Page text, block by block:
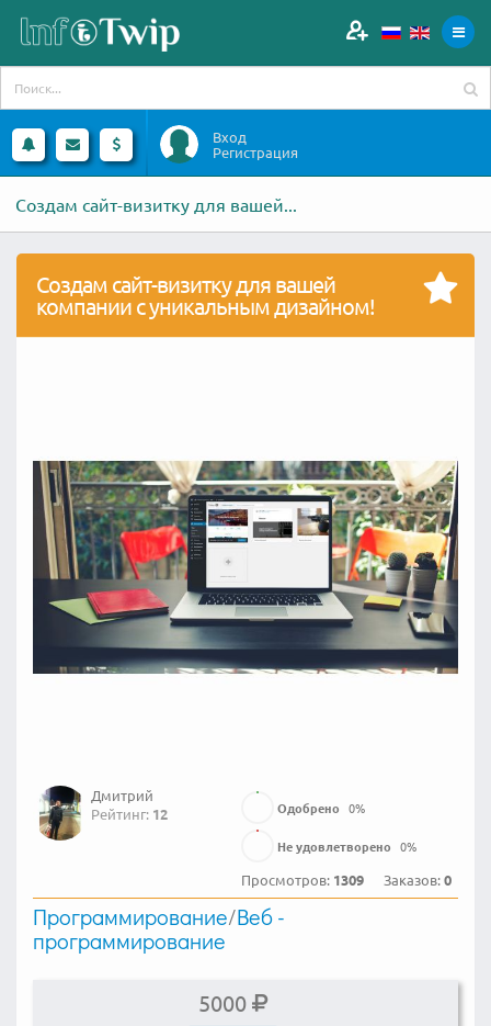
Вход
Регистрация
Создам сайт-визитку для вашей...
Создам сайт-визитку для вашей
компании с уникальным дизайном!
Дмитрий
Рейтинг: 12 Одобрено 0%
Не удовлетворено 0%
Просмотров: 1309 Заказов:0
Программирование/Веб -
программирование
5000